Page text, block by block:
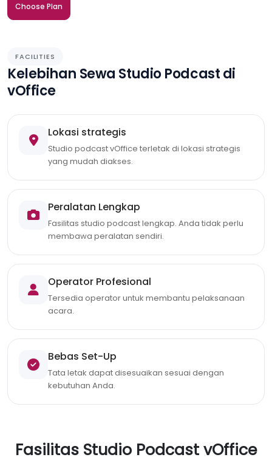
Choose Plan
FACILITIES
Kelebihan Sewa Studio Podcast di
vOffice
Lokasi strategis
Studio podcast vOffice terletak di lokasi strategis
yang mudah diakses.
Peralatan Lengkap
Fasilitas studio podcast lengkap. Anda tidak perlu
membawa peralatan sendiri.
Operator Profesional
Tersedia operator untuk membantu pelaksanaan
acara.
Bebas Set-Up
Tata letak dapat disesuaikan sesuai dengan
kebutuhan Anda.
Fasilitas Studio Podcast vOffice